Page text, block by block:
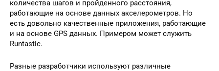
количества шагов и пройденного расстояния,
работающие на основе данных акселерометров. Но
есть довольно качественные приложения, работающие
и на основе GPS данных. Примером может служить
Runtastic.
Разные разработчики используют различные